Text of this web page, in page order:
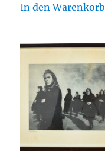
In den Warenkorb